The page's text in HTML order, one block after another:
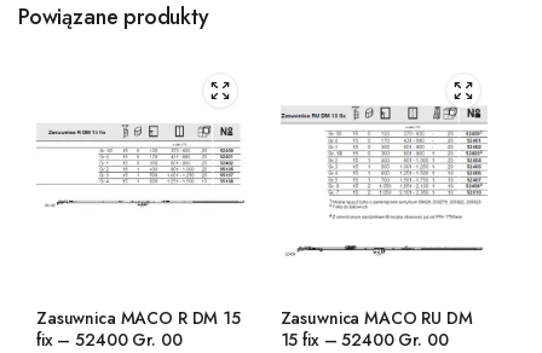
Powiązane produkty
Zasuwnica MACO R DM 15
fix – 52400 Gr. 00
Zasuwnica MACO RU DM
15 fix – 52400 Gr. 00